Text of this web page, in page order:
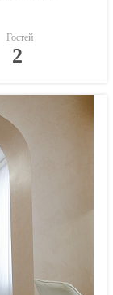
Гостей
2